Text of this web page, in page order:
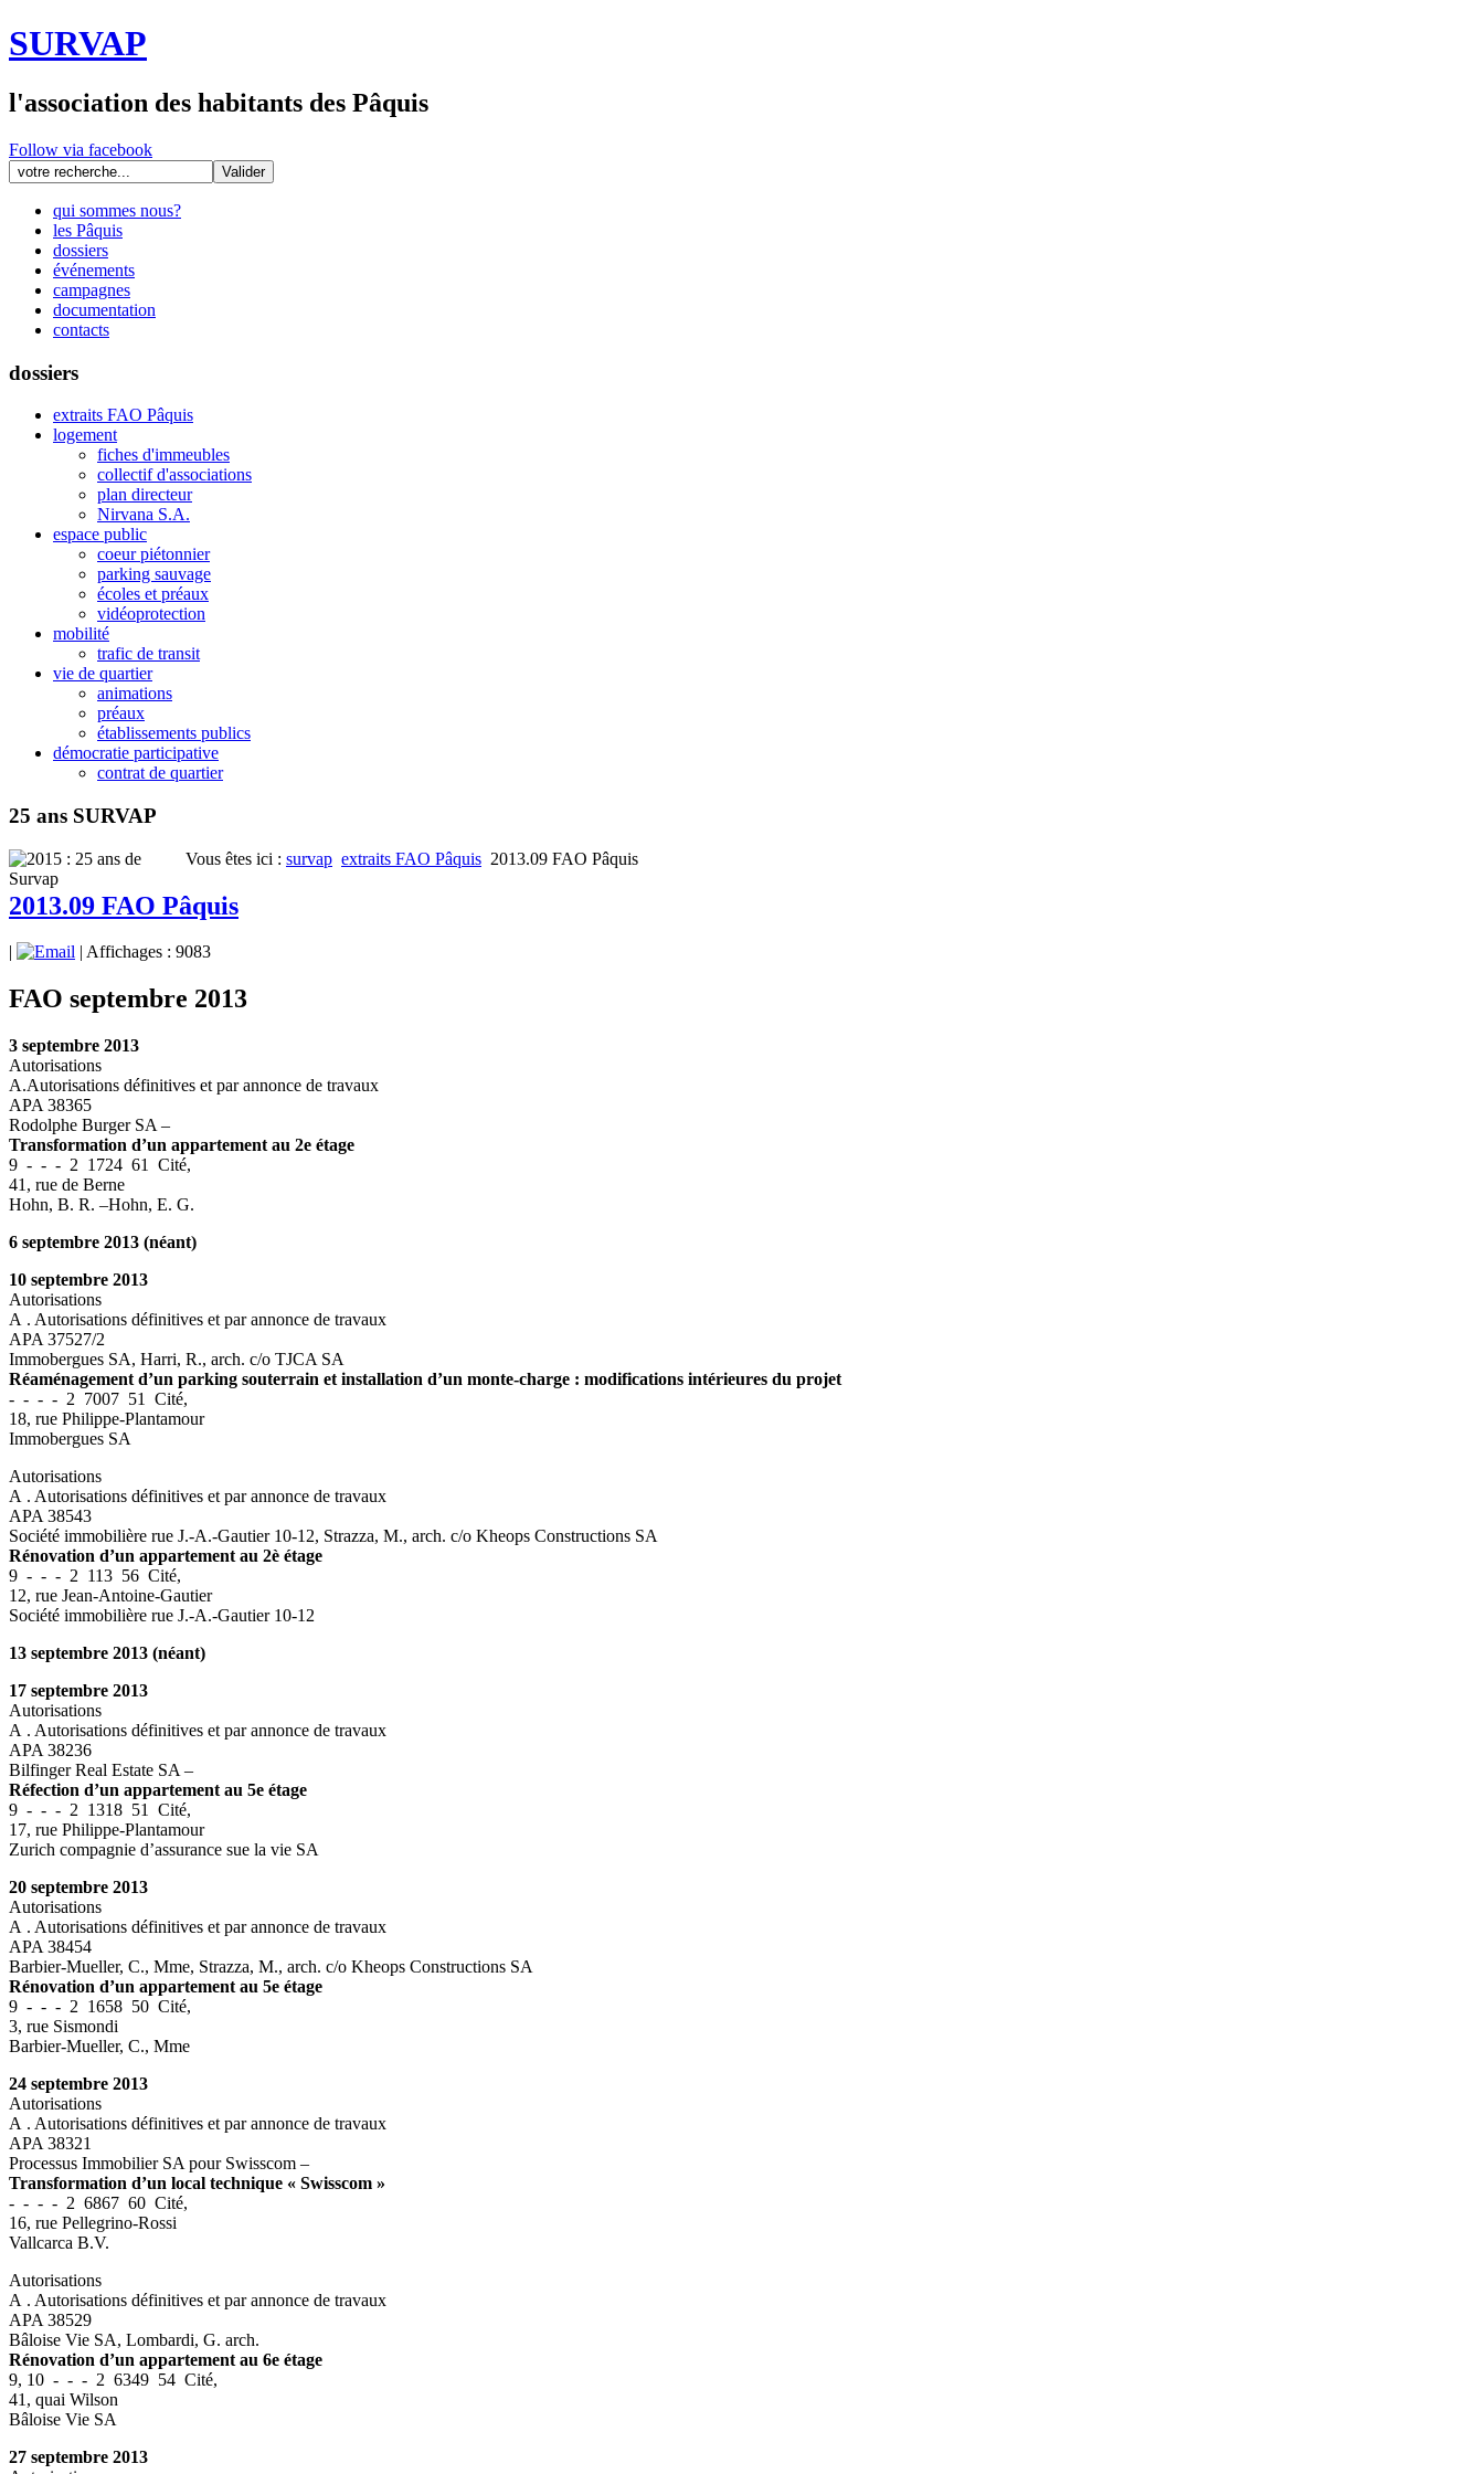
SURVAP
l'association des habitants des Pâquis
Follow via facebook
qui sommes nous?
les Pâquis
dossiers
événements
campagnes
documentation
contacts
dossiers
extraits FAO Pâquis
logement
fiches d'immeubles
collectif d'associations
plan directeur
Nirvana S.A.
espace public
coeur piétonnier
parking sauvage
écoles et préaux
vidéoprotection
mobilité
trafic de transit
vie de quartier
animations
préaux
établissements publics
démocratie participative
contrat de quartier
25 ans SURVAP
Vous êtes ici : survap extraits FAO Pâquis 2013.09 FAO Pâquis
2013.09 FAO Pâquis
| Affichages : 9083
FAO septembre 2013
3 septembre 2013
Autorisations
A.Autorisations définitives et par annonce de travaux
APA 38365
Rodolphe Burger SA –
Transformation d’un appartement au 2e étage
9 - - - 2 1724 61 Cité,
41, rue de Berne
Hohn, B. R. –Hohn, E. G.
6 septembre 2013 (néant)
10 septembre 2013
Autorisations
A . Autorisations définitives et par annonce de travaux
APA 37527/2
Immobergues SA, Harri, R., arch. c/o TJCA SA
Réaménagement d’un parking souterrain et installation d’un monte-charge : modifications intérieures du projet
- - - - 2 7007 51 Cité,
18, rue Philippe-Plantamour
Immobergues SA
Autorisations
A . Autorisations définitives et par annonce de travaux
APA 38543
Société immobilière rue J.-A.-Gautier 10-12, Strazza, M., arch. c/o Kheops Constructions SA
Rénovation d’un appartement au 2è étage
9 - - - 2 113 56 Cité,
12, rue Jean-Antoine-Gautier
Société immobilière rue J.-A.-Gautier 10-12
13 septembre 2013 (néant)
17 septembre 2013
Autorisations
A . Autorisations définitives et par annonce de travaux
APA 38236
Bilfinger Real Estate SA –
Réfection d’un appartement au 5e étage
9 - - - 2 1318 51 Cité,
17, rue Philippe-Plantamour
Zurich compagnie d’assurance sue la vie SA
20 septembre 2013
Autorisations
A . Autorisations définitives et par annonce de travaux
APA 38454
Barbier-Mueller, C., Mme, Strazza, M., arch. c/o Kheops Constructions SA
Rénovation d’un appartement au 5e étage
9 - - - 2 1658 50 Cité,
3, rue Sismondi
Barbier-Mueller, C., Mme
24 septembre 2013
Autorisations
A . Autorisations définitives et par annonce de travaux
APA 38321
Processus Immobilier SA pour Swisscom –
Transformation d’un local technique « Swisscom »
- - - - 2 6867 60 Cité,
16, rue Pellegrino-Rossi
Vallcarca B.V.
Autorisations
A . Autorisations définitives et par annonce de travaux
APA 38529
Bâloise Vie SA, Lombardi, G. arch.
Rénovation d’un appartement au 6e étage
9, 10 - - - 2 6349 54 Cité,
41, quai Wilson
Bâloise Vie SA
27 septembre 2013